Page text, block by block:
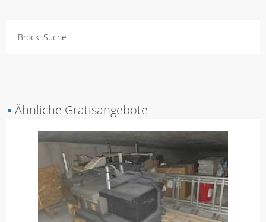
Brocki Suche
▪ Ähnliche Gratisangebote